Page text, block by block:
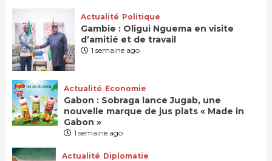
Actualité Politique
Gambie : Oligui Nguema en visite
d’amitié et de travail
1 semaine ago
Actualité Economie
Gabon : Sobraga lance Jugab, une
nouvelle marque de jus plats « Made in
Gabon »
1 semaine ago
Actualité Diplomatie